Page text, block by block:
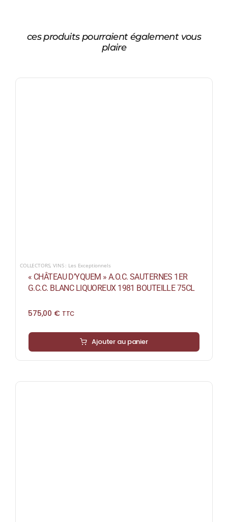
ces produits pourraient également vous
plaire
COLLECTORS,VINS : Les Exceptionnels
« CHÂTEAU D’YQUEM » A.O.C. SAUTERNES 1ER
G.C.C. BLANC LIQUOREUX 1981 BOUTEILLE 75CL
575,00 € TTC
Ajouter au panier